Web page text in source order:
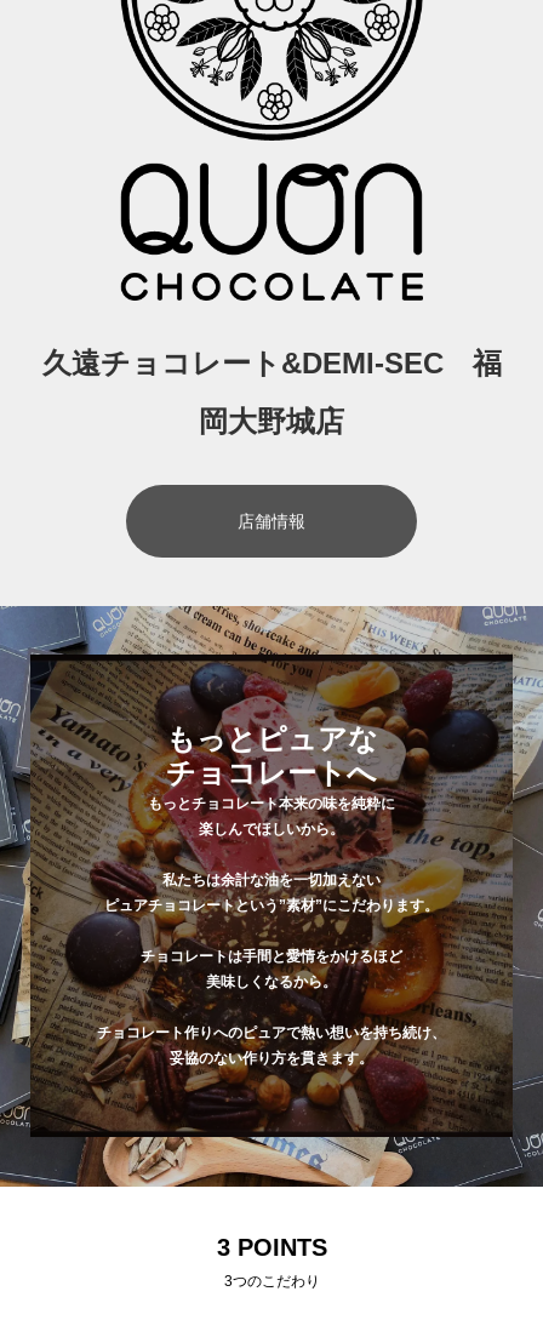
久遠チョコレート&DEMI-SEC 福
岡大野城店
店舗情報
もっとピュアな
チョコレートへ
もっとチョコレート本来の味を純粋に
楽しんでほしいから。
私たちは余計な油を一切加えない
ピュアチョコレートという”素材”にこだわります。
チョコレートは手間と愛情をかけるほど
美味しくなるから。
チョコレート作りへのピュアで熱い想いを持ち続け、
妥協のない作り方を貫きます。
3 POINTS
3つのこだわり